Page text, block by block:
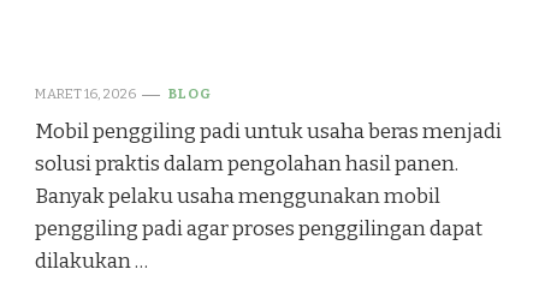
MARET 16, 2026 BLOG
Mobil penggiling padi untuk usaha beras menjadi
solusi praktis dalam pengolahan hasil panen.
Banyak pelaku usaha menggunakan mobil
penggiling padi agar proses penggilingan dapat
dilakukan …